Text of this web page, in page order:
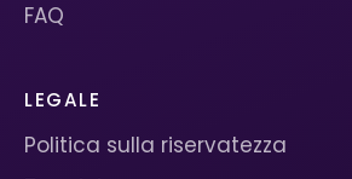
FAQ
LEGALE
Politica sulla riservatezza